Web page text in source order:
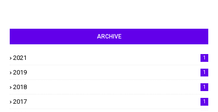
ARCHIVE
2021 1
2019 1
2018 1
2017 1